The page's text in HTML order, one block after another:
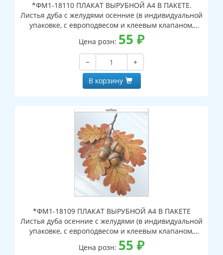
*ФМ1-18110 ПЛАКАТ ВЫРУБНОЙ А4 В ПАКЕТЕ.
Листья дуба с желудями осенние (в индивидуальной
упаковке, с европодвесом и клеевым клапаном,
двухсторонний, ВД-лак)
Цена розн: 55 ₽
−
+
В корзину
*ФМ1-18109 ПЛАКАТ ВЫРУБНОЙ А4 В ПАКЕТЕ
Листья дуба осенние с желудями (в индивидуальной
упаковке, с европодвесом и клеевым клапаном,
двухсторонний, ВД-лак)
Цена розн: 55 ₽